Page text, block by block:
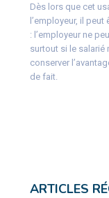
Dès lors que cet
l’employeur, il
: l’employeur ne
surtout si le salarié
conserver
de fait.
ARTICLES